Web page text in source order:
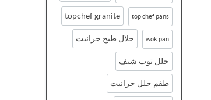
top chef pans
topchef granite
wok pan حلال طبخ جرانيت
حلل توب شيف
طقم حلل جرانيت